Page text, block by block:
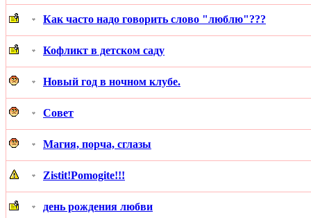
Как часто надо говорить слово "люблю"???
Кофликт в детском саду
Новый год в ночном клубе.
Совет
Магия, порча, сглазы
Zistit!Pomogite!!!
день рождения любви